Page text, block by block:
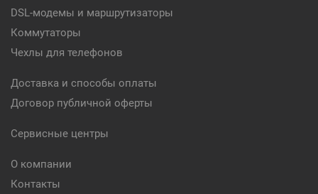
DSL-модемы и маршрутизаторы
Коммутаторы
Чехлы для телефонов
Доставка и способы оплаты
Договор публичной оферты
Сервисные центры
О компании
Контакты